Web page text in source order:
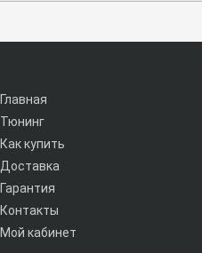
Главная
Тюнинг
Как купить
Доставка
Гарантия
Контакты
Мой кабинет